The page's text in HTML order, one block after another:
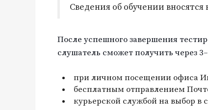
Сведения об обучении
После успешного завершения
слушатель сможет получить через
при личном посещении офиса
бесплатным отправлением
курьерской службой на выбор в